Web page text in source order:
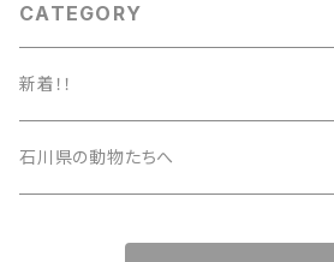
CATEGORY
新着！！
石川県の動物たちへ